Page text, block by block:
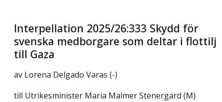
Interpellation 2025/26:333 Skydd för
svenska medborgare som deltar i flottilj
till Gaza
av Lorena Delgado Varas (-)
till Utrikesminister Maria Malmer Stenergard (M)